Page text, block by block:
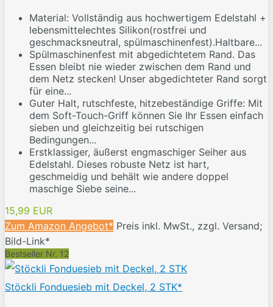
Material: Vollständig aus hochwertigem Edelstahl +
lebensmittelechtes Silikon(rostfrei und
geschmacksneutral, spülmaschinenfest).Haltbare...
Spülmaschinenfest mit abgedichtetem Rand. Das
Essen bleibt nie wieder zwischen dem Rand und
dem Netz stecken! Unser abgedichteter Rand sorgt
für eine...
Guter Halt, rutschfeste, hitzebeständige Griffe: Mit
dem Soft-Touch-Griff können Sie Ihr Essen einfach
sieben und gleichzeitig bei rutschigen
Bedingungen...
Erstklassiger, äußerst engmaschiger Seiher aus
Edelstahl. Dieses robuste Netz ist hart,
geschmeidig und behält wie andere doppel
maschige Siebe seine...
15,99 EUR
Zum Amazon Angebot* Preis inkl. MwSt., zzgl. Versand;
Bild-Link*
Bestseller Nr. 12
Stöckli Fonduesieb mit Deckel, 2 STK*